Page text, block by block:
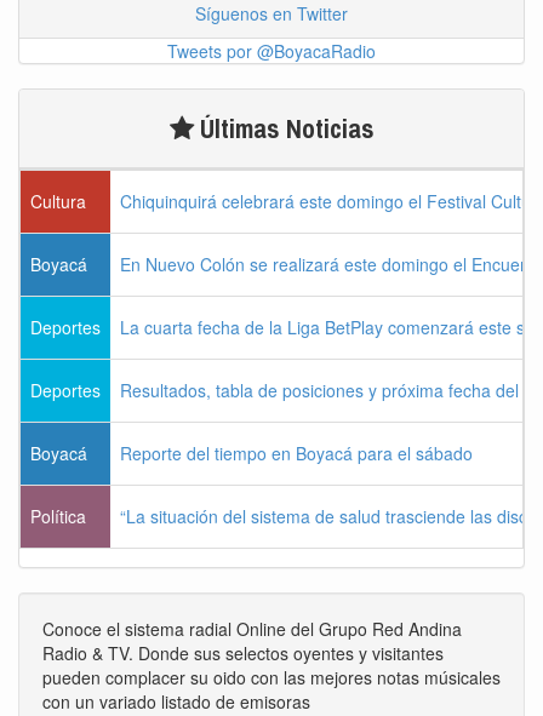
Síguenos en Twitter
Tweets por @BoyacaRadio
Últimas Noticias
Cultura Chiquinquirá celebrará este domingo el Festival
Boyacá En Nuevo Colón se realizará este domingo el
Deportes La cuarta fecha de la Liga BetPlay comenzará este
Deportes Resultados, tabla de posiciones y próxima fecha del
Boyacá Reporte del tiempo en Boyacá para el sábado
Política “La situación del sistema de salud trasciende las
Conoce el sistema radial Online del Grupo Red Andina
Radio & TV. Donde sus selectos oyentes y visitantes
pueden complacer su oido con las mejores notas músicales
con un variado listado de emisoras